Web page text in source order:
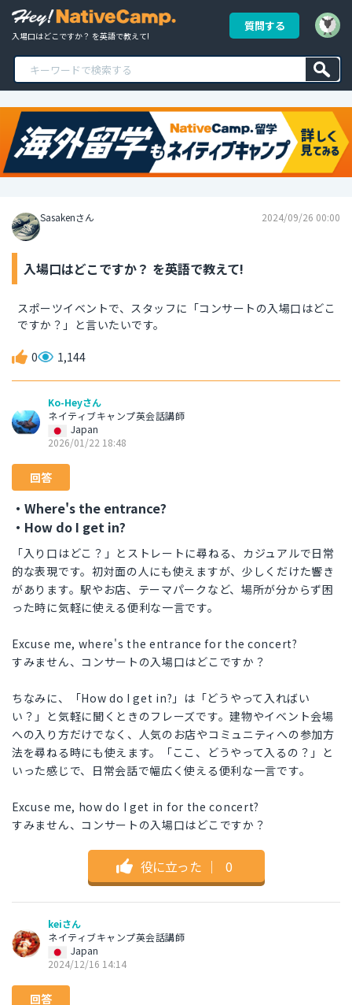
入場口はどこですか？ を英語で教えて!
質問する
Sasakenさん 2024/09/26 00:00
入場口はどこですか？ を英語で教えて!
スポーツイベントで、スタッフに「コンサートの入場口はどこ
ですか？」と言いたいです。
0 1,144
Ko-Heyさん
ネイティブキャンプ英会話講師
Japan
2026/01/22 18:48
回答
・Where's the entrance?
・How do I get in?
「入り口はどこ？」とストレートに尋ねる、カジュアルで日常
的な表現です。初対面の人にも使えますが、少しくだけた響き
があります。駅やお店、テーマパークなど、場所が分からず困
った時に気軽に使える便利な一言です。
Excuse me, where's the entrance for the concert?
すみません、コンサートの入場口はどこですか？
ちなみに、「How do I get in?」は「どうやって入ればい
い？」と気軽に聞くときのフレーズです。建物やイベント会場
への入り方だけでなく、人気のお店やコミュニティへの参加方
法を尋ねる時にも使えます。「ここ、どうやって入るの？」と
いった感じで、日常会話で幅広く使える便利な一言です。
Excuse me, how do I get in for the concert?
すみません、コンサートの入場口はどこですか？
役に立った ｜ 0
keiさん
ネイティブキャンプ英会話講師
Japan
2024/12/16 14:14
回答